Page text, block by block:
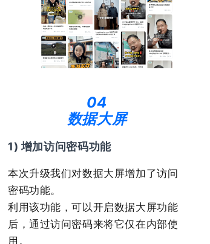
04
数据大屏
1) 增加访问密码功能
本次升级我们对数据大屏增加了访问
密码功能。
利用该功能，可以开启数据大屏功能
后，通过访问密码来将它仅在内部使
用。